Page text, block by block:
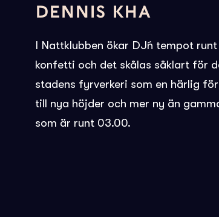
DENNIS KHA
I Nattklubben ökar DJ´n tempot
konfetti och det skålas såklart för
stadens fyrverkeri som en härlig
till nya höjder och mer ny än
som är runt 03.00.